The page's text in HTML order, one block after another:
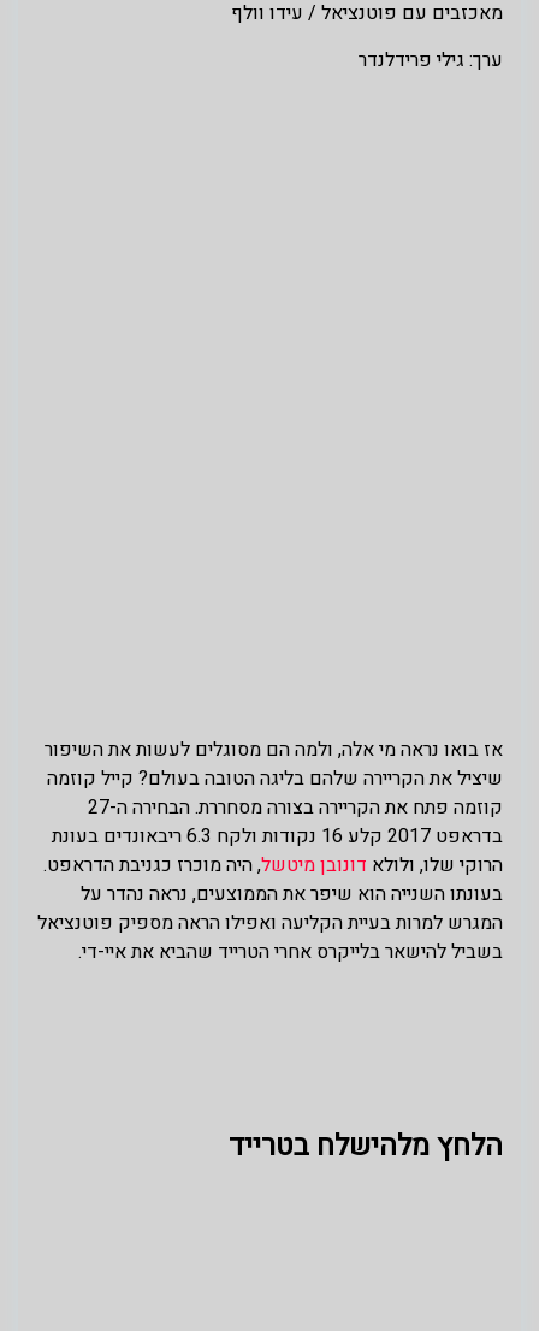
מאכזבים עם פוטנציאל / עידו וולף
ערך: גילי פרידלנדר
אז בואו נראה מי אלה, ולמה הם מסוגלים לעשות את השיפור
שיציל את הקריירה שלהם בליגה הטובה בעולם? קייל קוזמה
קוזמה פתח את הקריירה בצורה מסחררת. הבחירה ה-27
בדראפט 2017 קלע 16 נקודות ולקח 6.3 ריבאונדים בעונת
הרוקי שלו, ולולא דונובן מיטשל, היה מוכרז כגניבת הדראפט.
בעונתו השנייה הוא שיפר את הממוצעים, נראה נהדר על
המגרש למרות בעיית הקליעה ואפילו הראה מספיק פוטנציאל
בשביל להישאר בלייקרס אחרי הטרייד שהביא את איי-די.
הלחץ מלהישלח בטרייד